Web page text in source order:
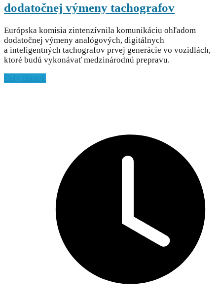
dodatočnej výmeny tachografov
Európska komisia zintenzívnila komunikáciu ohľadom
dodatočnej výmeny analógových, digitálnych
a inteligentných tachografov prvej generácie vo vozidlách,
ktoré budú vykonávať medzinárodnú prepravu.